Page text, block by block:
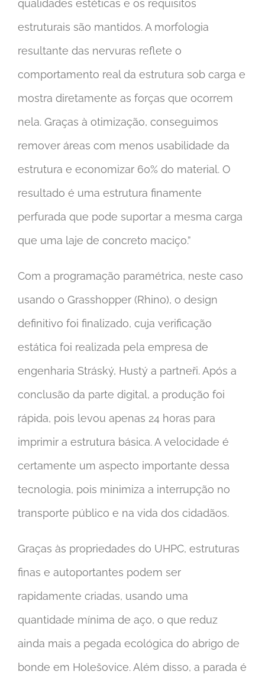
qualidades estéticas e os requisitos
estruturais são mantidos. A morfologia
resultante das nervuras reflete o
comportamento real da estrutura sob carga e
mostra diretamente as forças que ocorrem
nela. Graças à otimização, conseguimos
remover áreas com menos usabilidade da
estrutura e economizar 60% do material. O
resultado é uma estrutura finamente
perfurada que pode suportar a mesma carga
que uma laje de concreto maciço.”
Com a programação paramétrica, neste caso
usando o Grasshopper (Rhino), o design
definitivo foi finalizado, cuja verificação
estática foi realizada pela empresa de
engenharia Stráský, Hustý a partneři. Após a
conclusão da parte digital, a produção foi
rápida, pois levou apenas 24 horas para
imprimir a estrutura básica. A velocidade é
certamente um aspecto importante dessa
tecnologia, pois minimiza a interrupção no
transporte público e na vida dos cidadãos.
Graças às propriedades do UHPC, estruturas
finas e autoportantes podem ser
rapidamente criadas, usando uma
quantidade mínima de aço, o que reduz
ainda mais a pegada ecológica do abrigo de
bonde em Holešovice. Além disso, a parada é